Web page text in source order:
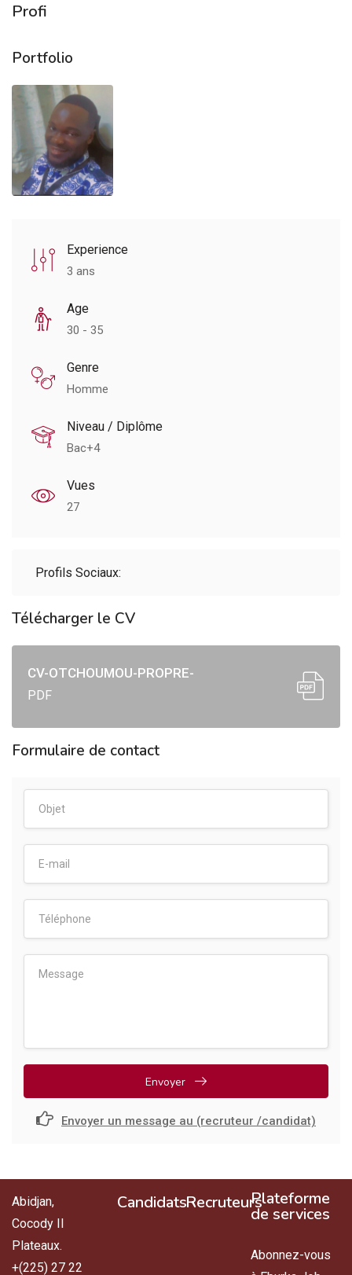
Profi
Portfolio
Experience
3 ans
Age
30 - 35
Genre
Homme
Niveau / Diplôme
Bac+4
Vues
27
Profils Sociaux:
Télécharger le CV
CV-OTCHOUMOU-PROPRE-
PDF
Formulaire de contact
Envoyer
Envoyer un message au (recruteur /candidat)
Abidjan,
Cocody II
Plateaux.
+(225) 27 22
CandidatsRecruteursPlateforme
de services
Abonnez-vous